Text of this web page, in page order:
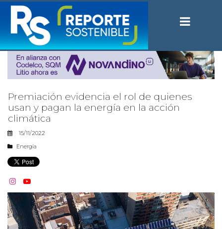
Premiación evidencia el rol de quienes
usan y pagan la energía en la acción
climática
15/11/2022
Energía
 